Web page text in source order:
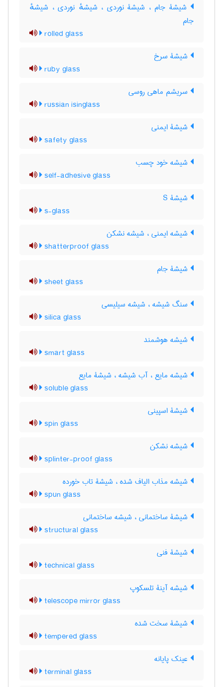
شیشۀ جام ، شیشۀ نوردی ، شیشهٔ نوردی ، شیشهٔ
جام
rolled glass
شیشۀ سرخ
ruby glass
سریشم ماهی روسی
russian isinglass
شیشۀ ایمنی
safety glass
شیشه خود چسب
self-adhesive glass
شیشۀ S
s-glass
شیشه ایمنی ، شیشه نشکن
shatterproof glass
شیشۀ جام
sheet glass
سنگ شیشه ، شیشه سیلیسی
silica glass
شیشه هوشمند
smart glass
شیشه مایع ، آب شیشه ، شیشۀ مایع
soluble glass
شیشۀ اسپینی
spin glass
شیشه نشکن
splinter-proof glass
شیشه مذاب الیاف شده ، شیشۀ تاب خورده
spun glass
شیشۀ ساختمانی ، شیشه ساختمانی
structural glass
شیشۀ فنی
technical glass
شیشه آینۀ تلسکوپ
telescope mirror glass
شیشۀ سخت شده
tempered glass
عینک پایانه
terminal glass